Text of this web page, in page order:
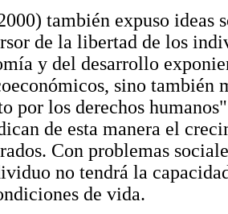
también expuso ideas
de la libertad de los
y del desarrollo
sino
por los derechos
de esta manera el
Con problemas
no tendrá la
de vida.